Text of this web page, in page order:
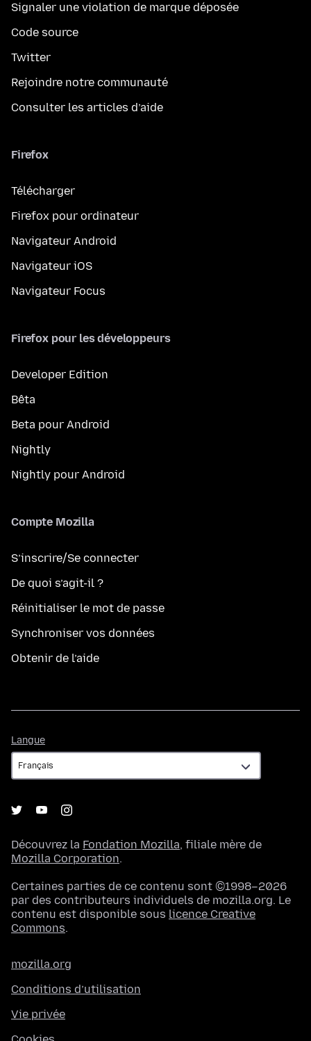
Signaler une violation de marque déposée
Code source
Twitter
Rejoindre notre communauté
Consulter les articles d’aide
Firefox
Télécharger
Firefox pour ordinateur
Navigateur Android
Navigateur iOS
Navigateur Focus
Firefox pour les développeurs
Developer Edition
Bêta
Beta pour Android
Nightly
Nightly pour Android
Compte Mozilla
S’inscrire/Se connecter
De quoi s’agit-il ?
Réinitialiser le mot de passe
Synchroniser vos données
Obtenir de l’aide
Langue
Découvrez la Fondation Mozilla, filiale mère de
Mozilla Corporation.
Certaines parties de ce contenu sont ©1998–2026
par des contributeurs individuels de mozilla.org. Le
contenu est disponible sous licence Creative
Commons.
mozilla.org
Conditions d’utilisation
Vie privée